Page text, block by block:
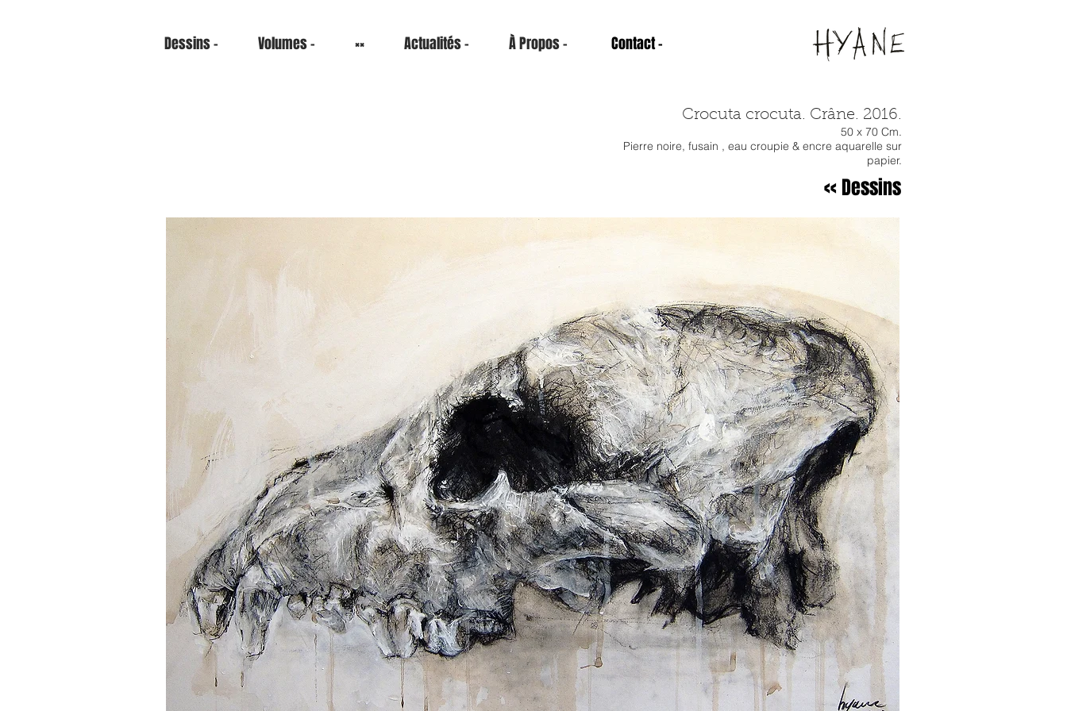
Contact -
Dessins - Volumes - ×× Actualités - À Propos -
Crocuta crocuta. Crâne. 2016.
50 x 70 Cm.
Pierre noire, fusain , eau croupie & encre aquarelle sur
papier.
<< Dessins